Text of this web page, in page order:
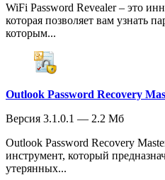
WiFi Password Revealer – это
которая позволяет вам узнать
которым...
Outlook Password Recovery
Версия 3.1.0.1 — 2.2 Мб
Outlook Password Recovery
инструмент, который
утерянных...